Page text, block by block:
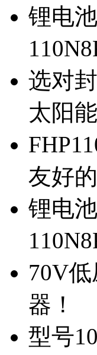
锂电
选对
太阳
友好
锂电
70V
器！
型号